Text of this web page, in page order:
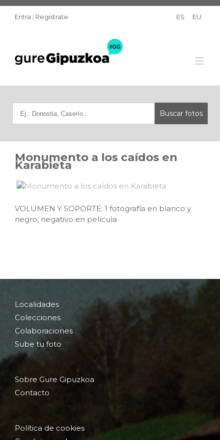
Entra | Regístrate ES EU
Monumento a los caídos en
Karabieta
VOLUMEN Y SOPORTE: 1 fotografía en blanco y
negro, negativo en película
Localidades
Colecciones
Colaboraciones
Sube tu foto
Sobre Gure Gipuzkoa
Contacto
Política de cookies